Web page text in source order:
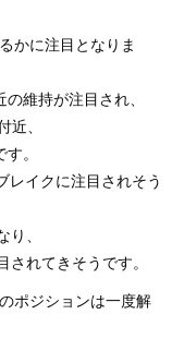
かに注目となりま
維持が注目され、
、
。
レイクに注目されそう
、
れてきそうです。
ポジションは一度解